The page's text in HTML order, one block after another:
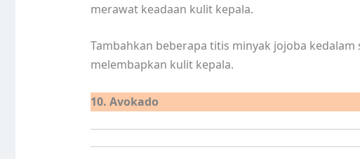
merawat keadaan kulit kepala.
Tambahkan beberapa titis minyak jojoba
melembapkan kulit kepala.
10. Avokado